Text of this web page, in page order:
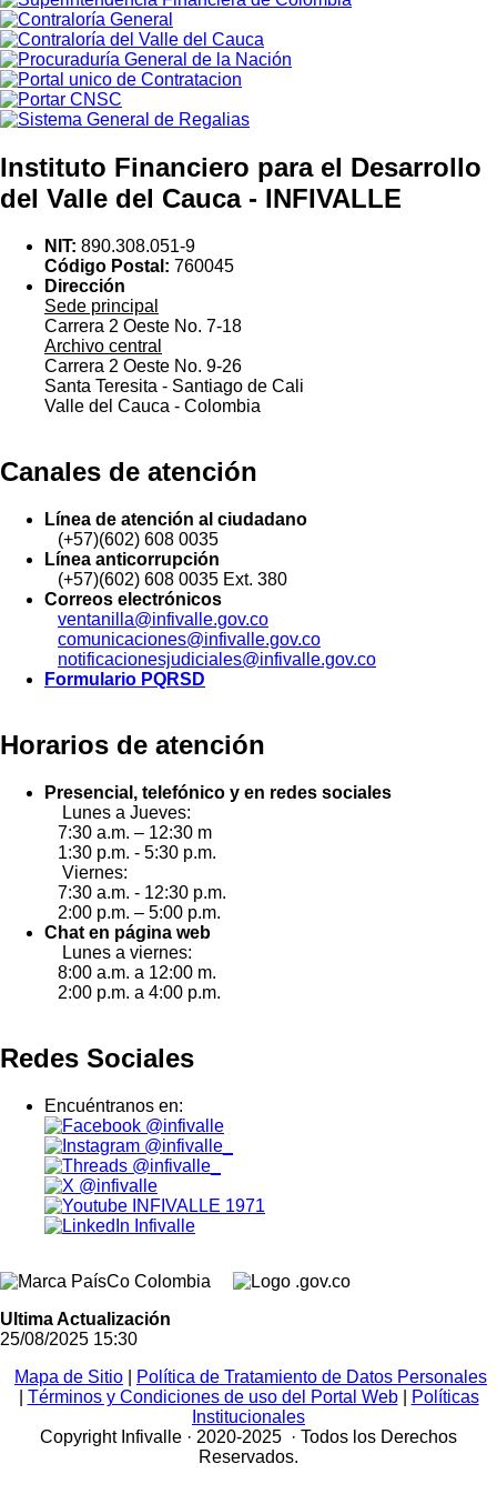
Instituto Financiero para el Desarrollo
del Valle del Cauca - INFIVALLE
NIT: 890.308.051-9
Código Postal: 760045
Dirección
Sede principal
Carrera 2 Oeste No. 7-18
Archivo central
Carrera 2 Oeste No. 9-26
Santa Teresita - Santiago de Cali
Valle del Cauca - Colombia
Canales de atención
Línea de atención al ciudadano
(+57)(602) 608 0035
Línea anticorrupción
(+57)(602) 608 0035 Ext. 380
Correos electrónicos
ventanilla@infivalle.gov.co
comunicaciones@infivalle.gov.co
notificacionesjudiciales@infivalle.gov.co
Formulario PQRSD
Horarios de atención
Presencial, telefónico y en redes sociales
Lunes a Jueves:
7:30 a.m. – 12:30 m
1:30 p.m. - 5:30 p.m.
Viernes:
7:30 a.m. - 12:30 p.m.
2:00 p.m. – 5:00 p.m.
Chat en página web
Lunes a viernes:
8:00 a.m. a 12:00 m.
2:00 p.m. a 4:00 p.m.
Redes Sociales
Encuéntranos en:
@infivalle
@infivalle_
@infivalle_
@infivalle
INFIVALLE 1971
Infivalle
Ultima Actualización
25/08/2025 15:30
Mapa de Sitio
Política de Tratamiento de Datos Personales
Términos y Condiciones de uso del Portal Web|
Políticas
Institucionales
Copyright Infivalle · 2020-2025 · Todos los Derechos
Reservados.